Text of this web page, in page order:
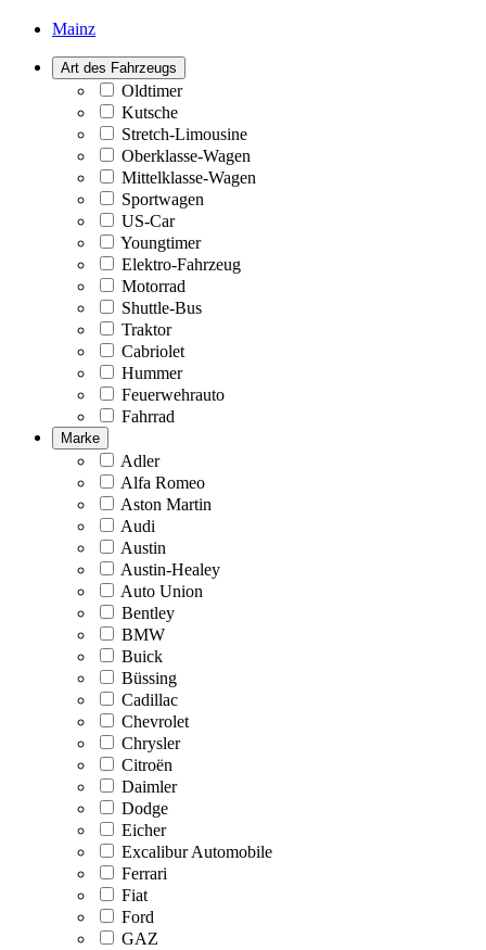
Mainz
Art des Fahrzeugs
Oldtimer
Kutsche
Stretch-Limousine
Oberklasse-Wagen
Mittelklasse-Wagen
Sportwagen
US-Car
Youngtimer
Elektro-Fahrzeug
Motorrad
Shuttle-Bus
Traktor
Cabriolet
Hummer
Feuerwehrauto
Fahrrad
Marke
Adler
Alfa Romeo
Aston Martin
Audi
Austin
Austin-Healey
Auto Union
Bentley
BMW
Buick
Büssing
Cadillac
Chevrolet
Chrysler
Citroën
Daimler
Dodge
Eicher
Excalibur Automobile
Ferrari
Fiat
Ford
GAZ